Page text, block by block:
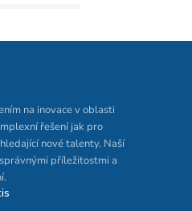
na inovace v oblasti
řešení jak pro
nové talenty. Naší
příležitostmi a